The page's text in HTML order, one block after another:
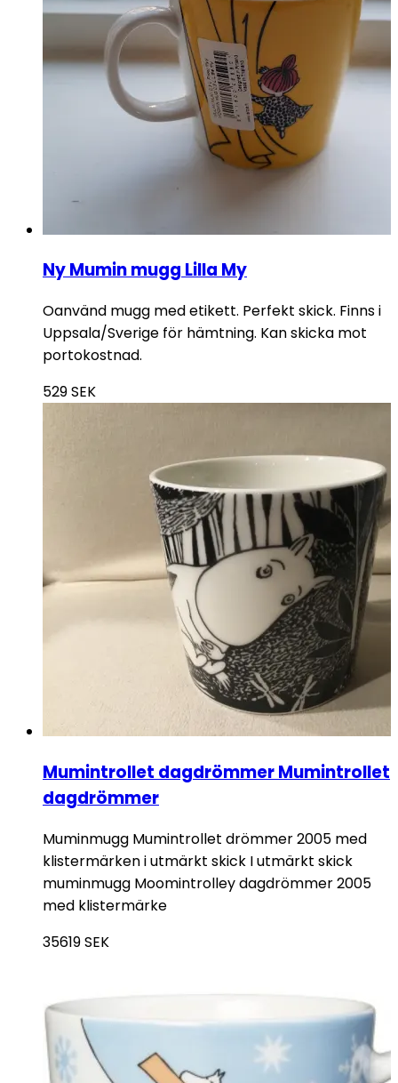
Ny Mumin mugg Lilla My
Oanvänd mugg med etikett. Perfekt skick. Finns i
Uppsala/Sverige för hämtning. Kan skicka mot
portokostnad.
529SEK
Mumintrollet dagdrömmer Mumintrollet
dagdrömmer
Muminmugg Mumintrollet drömmer 2005 med
klistermärken i utmärkt skick I utmärkt skick
muminmugg Moomintrolley dagdrömmer 2005
med klistermärke
35619SEK